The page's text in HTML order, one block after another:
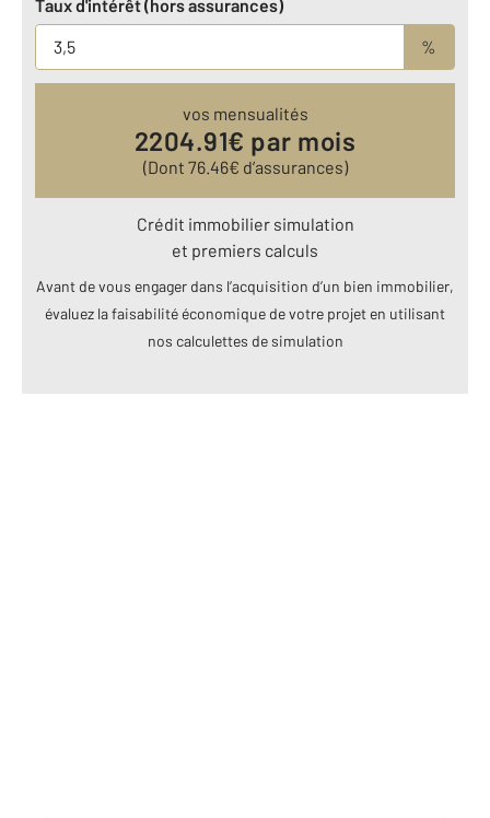
Taux d'intérêt (hors assurances)
%
vos mensualités
2204.91€ par mois
(Dont 76.46€ d’assurances)
Crédit immobilier simulation
et premiers calculs
Avant de vous engager dans l’acquisition d’un bien immobilier,
évaluez la faisabilité économique de votre projet en utilisant
nos calculettes de simulation